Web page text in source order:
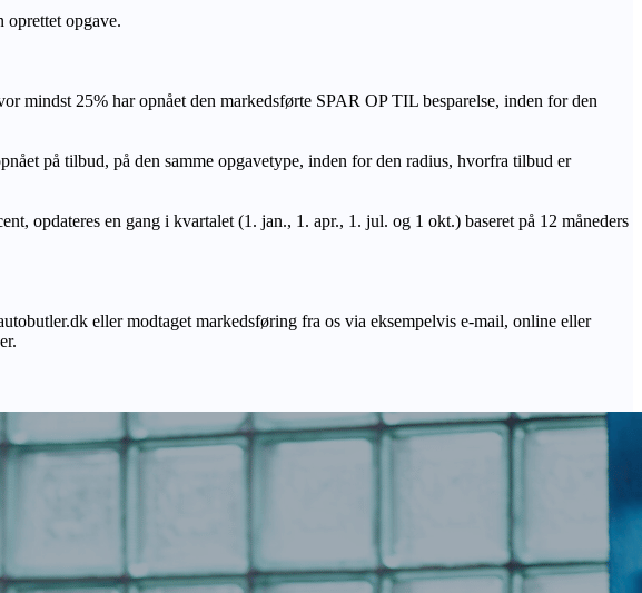
oprettet opgave.
mindst 25% har opnået den markedsførte SPAR OP TIL besparelse, inden for den
på tilbud, på den samme opgavetype, inden for den radius, hvorfra tilbud er
opdateres en gang i kvartalet (1. jan., 1. apr., 1. jul. og 1 okt.) baseret på 12 måneders
eller modtaget markedsføring fra os via eksempelvis e-mail, online eller